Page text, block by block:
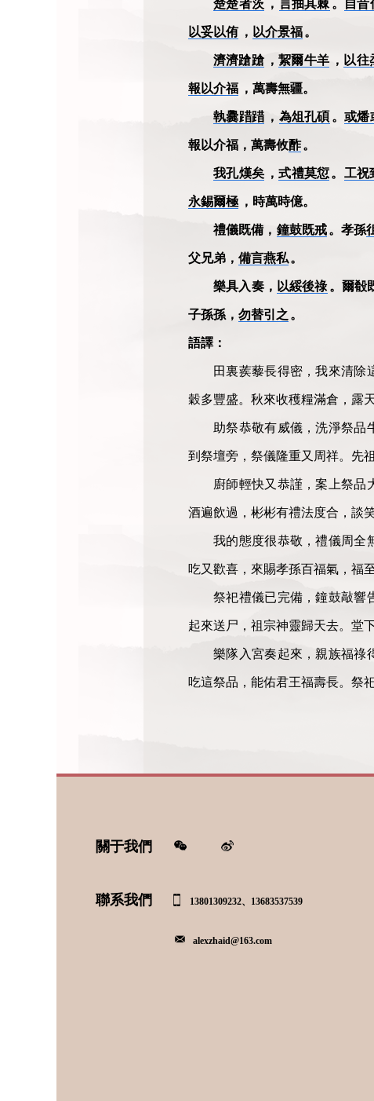
楚楚者茨 ， 言抽其棘 。 自昔
以妥以侑 ， 以介景福。
濟濟蹌蹌 ，絜爾牛羊 ， 以往
報以介福 ，萬壽無疆。
執爨踖踖 ， 為俎孔碩 。或燔
報以介福，萬壽攸酢。
我孔熯矣 ，式禮莫愆。 工祝
永錫爾極 ，時萬時億。
禮儀既備， 鐘鼓既戒。孝孫
父兄弟， 備言燕私。
樂具入奏， 以綏後祿。爾殽
子孫孫， 勿替引之 。
語譯：
田裏蒺藜長得密，我來清除
穀多豐盛。秋來收穫糧滿倉，露
助祭恭敬有威儀，洗淨祭品
到祭壇旁，祭儀隆重又周祥。先
廚師輕快又恭謹，案上祭品
酒遍飲過，彬彬有禮法度合，談
我的態度很恭敬，禮儀周全
吃又歡喜，來賜孝孫百福氣，福
祭祀禮儀已完備，鐘鼓敲響
起來送尸，祖宗神靈歸天去。堂
樂隊入宮奏起來，親族福祿
吃這祭品，能佑君王福壽長。祭
關于我們
聯系我們 13801309232、13683537539
alexzhaid@163.com